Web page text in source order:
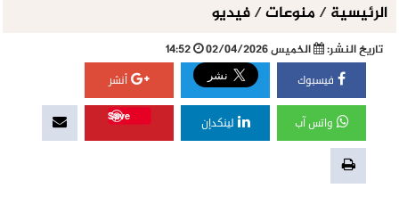
الرئيسية/ منوعات/فيديو
تاريخ النشر: الخميس 02/04/2026
فيسبوك أنشر
واتس آب لينكدإن
Save